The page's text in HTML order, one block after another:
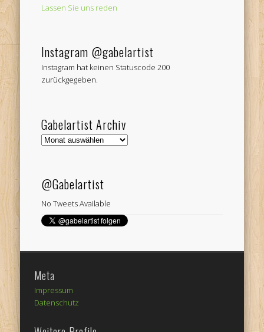
Lassen Sie uns reden
Instagram @gabelartist
Instagram hat keinen Statuscode 200
zurückgegeben.
Gabelartist Archiv
Gabelartist
@Gabelartist
No Tweets Available
Meta
Impressum
Datenschutz